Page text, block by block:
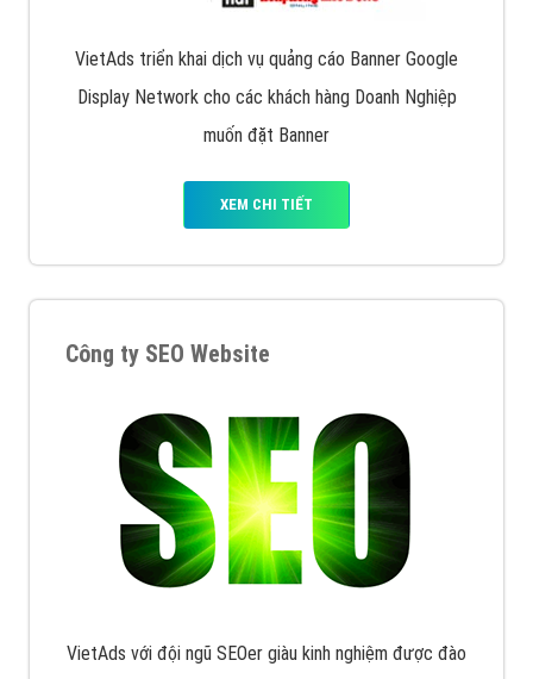
VietAds triển khai dịch vụ quảng cáo Banner Google
Display Network cho các khách hàng Doanh Nghiệp
muốn đặt Banner
XEM CHI TIẾT
Công ty SEO Website
VietAds với đội ngũ SEOer giàu kinh nghiệm được đào